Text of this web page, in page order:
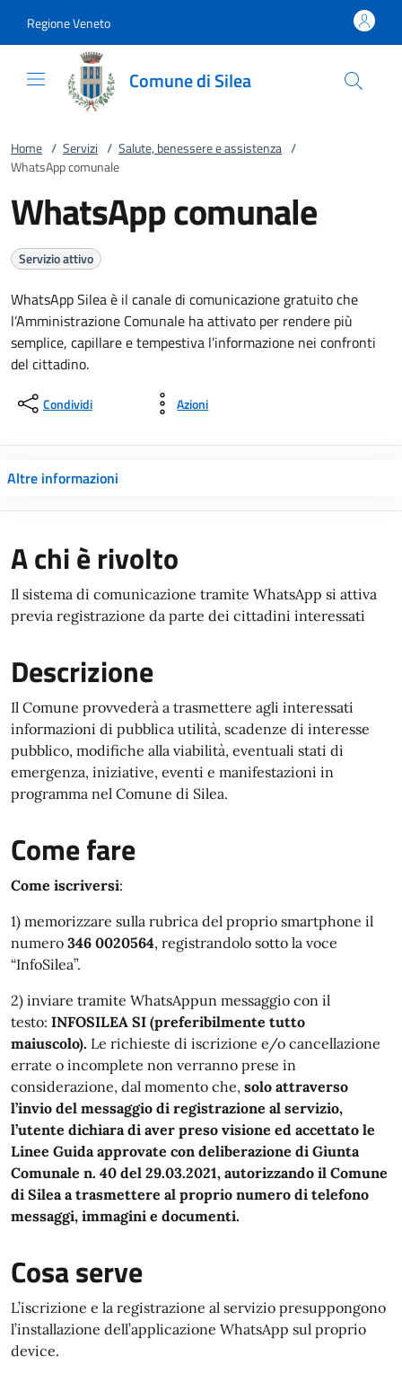
Regione Veneto
Comune di Silea
Home / Servizi / Salute, benessere e assistenza /
WhatsApp comunale
WhatsApp comunale
Servizio attivo
WhatsApp Silea è il canale di comunicazione gratuito che
l’Amministrazione Comunale ha attivato per rendere più
semplice, capillare e tempestiva l’informazione nei confronti
del cittadino.
Condividi Azioni
Altre informazioni
A chi è rivolto
Il sistema di comunicazione tramite WhatsApp si attiva
previa registrazione da parte dei cittadini interessati
Descrizione
Il Comune provvederà a trasmettere agli interessati
informazioni di pubblica utilità, scadenze di interesse
pubblico, modifiche alla viabilità, eventuali stati di
emergenza, iniziative, eventi e manifestazioni in
programma nel Comune di Silea.
Come fare
Come iscriversi:
1) memorizzare sulla rubrica del proprio smartphone il
numero 346 0020564, registrandolo sotto la voce
“InfoSilea”.
2) inviare tramite WhatsAppun messaggio con il
testo: INFOSILEA SI (preferibilmente tutto
maiuscolo). Le richieste di iscrizione e/o cancellazione
errate o incomplete non verranno prese in
considerazione, dal momento che, solo attraverso
l’invio del messaggio di registrazione al servizio,
l’utente dichiara di aver preso visione ed accettato le
Linee Guida approvate con deliberazione di Giunta
Comunale n. 40 del 29.03.2021, autorizzando il Comune
di Silea a trasmettere al proprio numero di telefono
messaggi, immagini e documenti.
Cosa serve
L’iscrizione e la registrazione al servizio presuppongono
l’installazione dell’applicazione WhatsApp sul proprio
device.